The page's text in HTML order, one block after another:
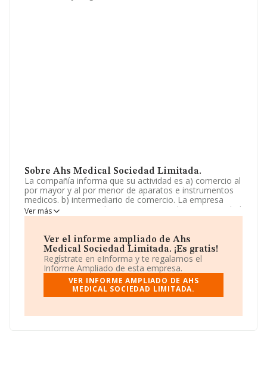
Sobre Ahs Medical Sociedad Limitada.
La compañía informa que su actividad es a) comercio al
por mayor y al por menor de aparatos e instrumentos
medicos. b) intermediario de comercio. La empresa
aparece inscrita en el Registro Mercantil como Sociedad
Limitada. Su CNAE corresponde a 4646 con código
compañía no tiene actividad en mercados exteriores.
Para ponerse en contacto con sus oficinas, la empresa
facilita el número de teléfono 968819340.
La sociedad españolaAhs Medical Sociedad
Limitada, B73721052, tiene su domicilio social
Oficinas núm. 9, (30564), en el municipio de Lorqui,
Ver más
Ver el informe ampliado de Ahs
Medical Sociedad Limitada. ¡Es gratis!
Regístrate en eInforma y te regalamos el
Informe Ampliado de esta empresa.
VER INFORME AMPLIADO DE AHS
MEDICAL SOCIEDAD LIMITADA.